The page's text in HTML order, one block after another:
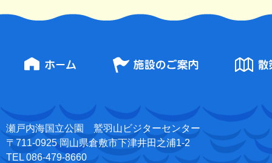
瀬戸内海国立公園 鷲羽山ビジターセンター
〒711-0925 岡山県倉敷市下津井田之浦1-2
TEL 086-479-8660